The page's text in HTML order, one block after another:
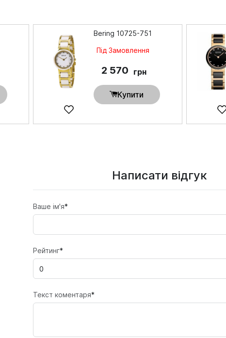
Bering 10725-751
Під Замовлення
2 570 грн
Купити
Написати відгук
Ваше ім'я*
Рейтинг*
Текст коментаря*